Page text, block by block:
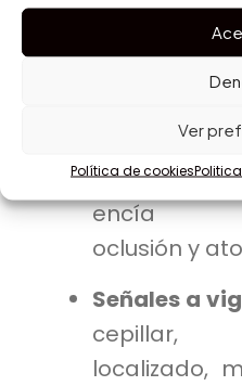
Ver
Política de cookies
Profilaxis
meses(o
biofilm y pulir.
Chequeos:
encía
oclusión y
Señales a
cepillar,
localizado,